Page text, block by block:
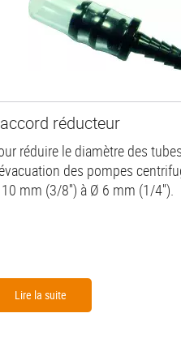
réducteur
réduire le diamètre des tubes
des pompes
mm (3/8'') à Ø 6 mm (1/4'').
Lire la suite